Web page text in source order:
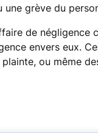
grève du
de négligence
envers eux.
ou même